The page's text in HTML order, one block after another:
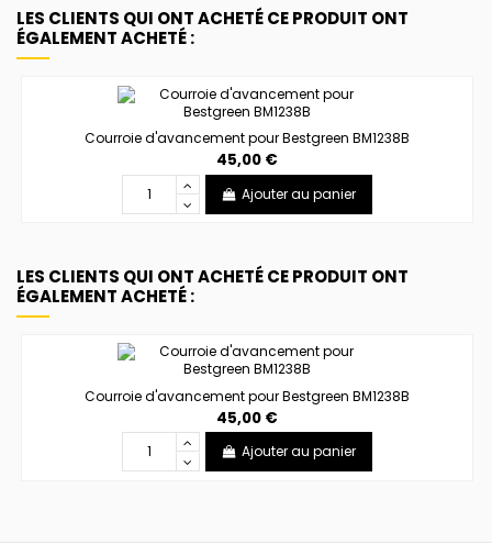
LES CLIENTS QUI ONT ACHETÉ CE PRODUIT ONT
ÉGALEMENT ACHETÉ :
Courroie d'avancement pour Bestgreen BM1238B
45,00 €
Ajouter au panier
LES CLIENTS QUI ONT ACHETÉ CE PRODUIT ONT
ÉGALEMENT ACHETÉ :
Courroie d'avancement pour Bestgreen BM1238B
45,00 €
Ajouter au panier